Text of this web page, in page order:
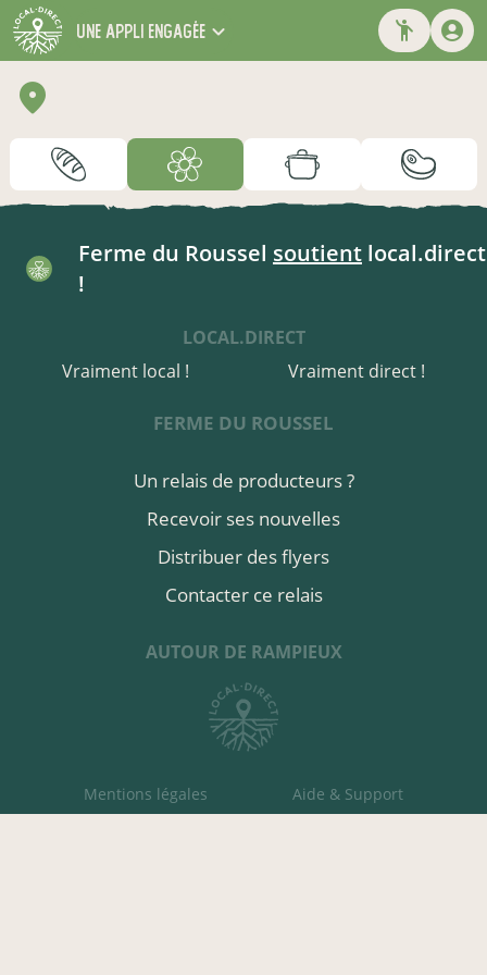
une appli engagée
Ferme du Roussel soutient local.direct
!
LOCAL.DIRECT
Vraiment local !
Vraiment direct !
FERME DU ROUSSEL
Un relais de producteurs ?
Recevoir ses nouvelles
Distribuer des flyers
Contacter ce relais
AUTOUR DE RAMPIEUX
Mentions légales Aide & Support